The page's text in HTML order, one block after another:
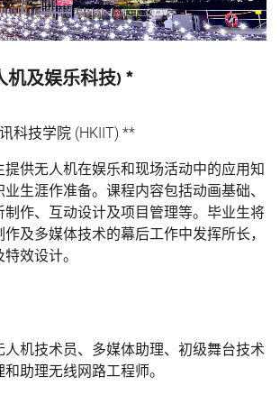
机及娱乐科技) *
科技学院 (HKIIT) **
提供无人机在娱乐和现场活动中的应用知
生涯作准备。课程内容包括动画基础、
制作、互动设计及项目管理等。毕业生将
及多媒体技术的幕后工作中发挥所长，
效设计。
机技术员、多媒体助理、初级舞台技术
助理无线网路工程师。